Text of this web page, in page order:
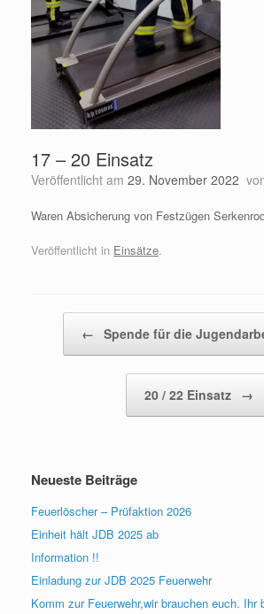
17 – 20 Einsatz
Veröffentlicht am 29. November 2022
Waren Absicherung von Festzügen
Veröffentlicht in Einsätze.
← Spende für die
20 / 22 Einsatz →
Neueste Beiträge
Feuerlöscher – Prüfaktion 2026
Einheit hält JDB 2025 ab
Information !!
Einladung zur JDB 2025 Feuerwehr
Komm zur Feuerwehr,wir brauchen euch.